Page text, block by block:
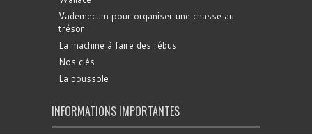
Vademecum pour organiser une chasse au
trésor
La machine à faire des rébus
Nos clés
La boussole
INFORMATIONS IMPORTANTES